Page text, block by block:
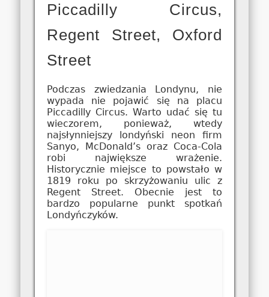
Piccadilly Circus,
Regent Street, Oxford
Street
Podczas zwiedzania Londynu, nie
wypada nie pojawić się na placu
Piccadilly Circus. Warto udać się tu
wieczorem, ponieważ, wtedy
najsłynniejszy londyński neon firm
Sanyo, McDonald’s oraz Coca-Cola
robi największe wrażenie.
Historycznie miejsce to powstało w
1819 roku po skrzyżowaniu ulic z
Regent Street. Obecnie jest to
bardzo popularne punkt spotkań
Londyńczyków.